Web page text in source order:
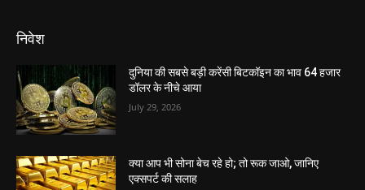
निवेश
दुनिया की सबसे बड़ी करेंसी बिटकॉइन का भाव 64 हजार
डॉलर के नीचे आया
July 29, 2026
क्या आप भी सोना बेच रहे हो; तो रूक जाओ, जानिए
एक्सपर्ट की सलाह